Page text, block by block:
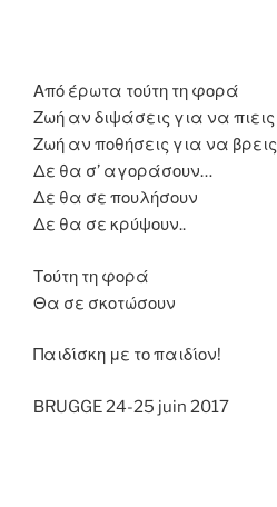
Από έρωτα τούτη τη φορά
Ζωή αν διψάσεις για να πιεις
Ζωή αν ποθήσεις για να βρεις
Δε θα σ’ αγοράσουν…
Δε θα σε πουλήσουν
Δε θα σε κρύψουν..
Τούτη τη φορά
Θα σε σκοτώσουν
Παιδίσκη με το παιδίον!
ΒRUGGE 24-25 juin 2017